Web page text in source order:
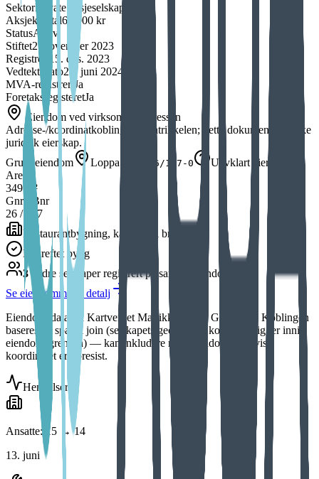
SektorPrivate aksjeselskaper mv.
Aksjekapital60 000 kr
StatusAktiv
Stiftet2. november 2023
Registrert
15. des. 2023
Vedtektsdato24. juni 2024
MVA-registrert Ja
ForetaksregisteretJa
Eiendom ved virksomhetsadressen
Adresse-/koordinatkobling fra Matrikkelen; dette dokumenterer ikke
juridisk eierskap.
Grunneiendom
Loppa 5614-26/107-0
Uavklart eierskap
Areal
349 m²
Gnr / Bnr
26 /
107
Restaurantbygning, kafé
Tatt i bruk
Bekreftet bygg
3andre selskaperregistrert på samme eiendom
Se eiendommen i detalj
Eiendomsdata fra Kartverket Matrikkelen via Geonorge. Koblingen
baseres på spatial join (selskapets geocodede koordinat ligger inni
eiendomsgrensen) — kan inkludere naboeiendommer hvis
koordinatet er upresist.
Hendelser
Ansatte: 15 → 14
13. juni